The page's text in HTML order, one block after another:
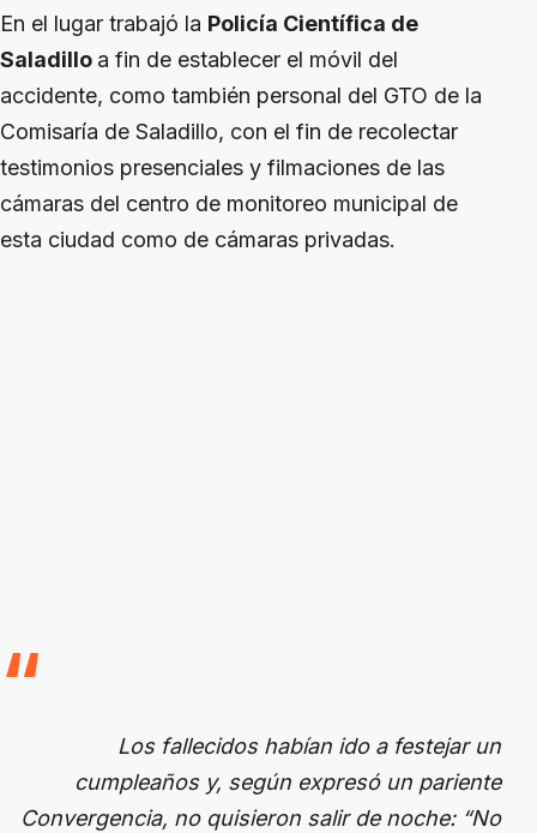
En el lugar trabajó la Policía Científica de
Saladillo a fin de establecer el móvil del
accidente, como también personal del GTO de la
Comisaría de Saladillo, con el fin de recolectar
testimonios presenciales y filmaciones de las
cámaras del centro de monitoreo municipal de
esta ciudad como de cámaras privadas.
Los fallecidos habían ido a festejar un
cumpleaños y, según expresó un pariente
Convergencia, no quisieron salir de noche: “No